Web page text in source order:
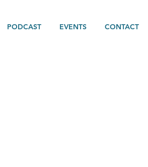
PODCAST EVENTS CONTACT